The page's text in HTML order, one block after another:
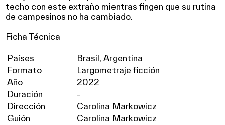
techo con este extraño mientras fingen que su rutina
de campesinos no ha cambiado.
Ficha Técnica
Países
Brasil, Argentina
Formato
Largometraje ficción
Año
2022
Duración
-
Dirección
Carolina Markowicz
Guión
Carolina Markowicz